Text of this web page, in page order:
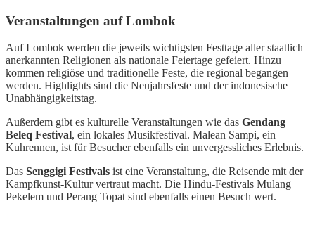
Veranstaltungen auf Lombok
Auf Lombok werden die jeweils wichtigsten Festtage aller staatlich
anerkannten Religionen als nationale Feiertage gefeiert. Hinzu
kommen religiöse und traditionelle Feste, die regional begangen
werden. Highlights sind die Neujahrsfeste und der indonesische
Unabhängigkeitstag.
Außerdem gibt es kulturelle Veranstaltungen wie das Gendang
Beleq Festival, ein lokales Musikfestival. Malean Sampi, ein
Kuhrennen, ist für Besucher ebenfalls ein unvergessliches Erlebnis.
Das Senggigi Festivals ist eine Veranstaltung, die Reisende mit der
Kampfkunst-Kultur vertraut macht. Die Hindu-Festivals Mulang
Pekelem und Perang Topat sind ebenfalls einen Besuch wert.